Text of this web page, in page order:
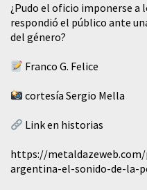
¿Pudo el oficio imponerse a
respondió el público ante
del género?
Franco G. Felice
cortesía Sergio Mella
Link en historias
https://
argentina-el-sonido-de-la-